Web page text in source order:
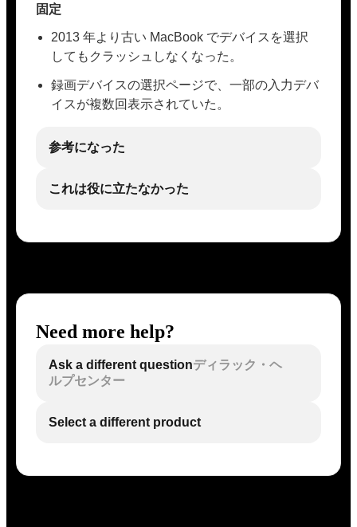
固定
2013 年より古い MacBook でデバイスを選択
してもクラッシュしなくなった。
録画デバイスの選択ページで、一部の入力デバ
イスが複数回表示されていた。
参考になった
これは役に立たなかった
Need more help?
Ask a different questionディラック・ヘ
ルプセンター
Select a different product